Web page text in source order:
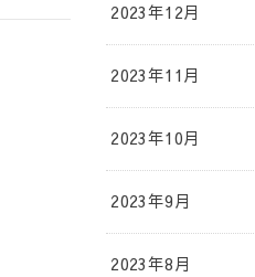
2023年12月
2023年11月
2023年10月
2023年9月
2023年8月